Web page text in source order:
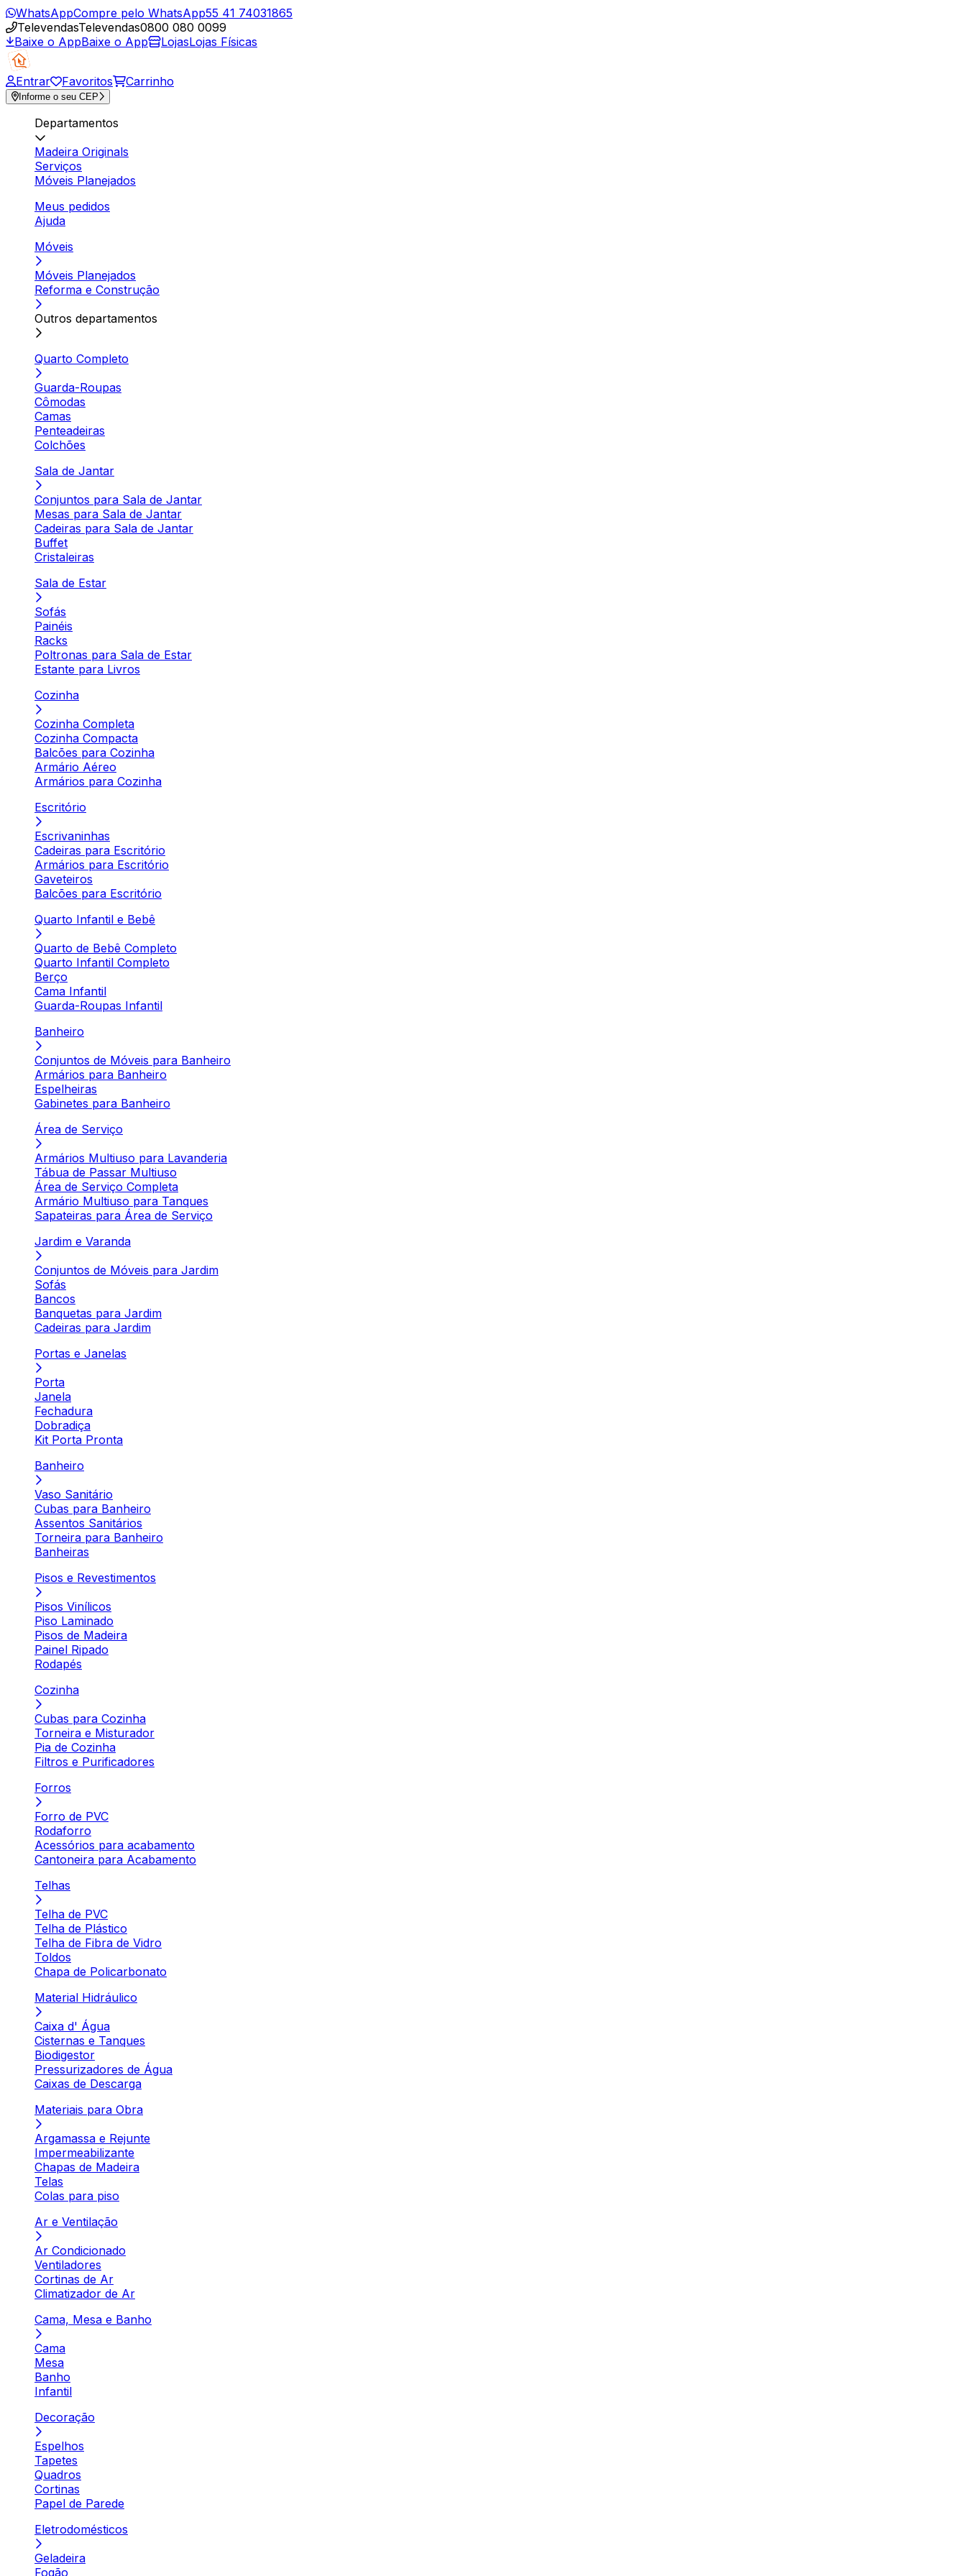
WhatsAppCompre pelo WhatsApp55 41 74031865
TelevendasTelevendas0800 080 0099
Baixe o AppBaixe o App LojasLojas Físicas
Entrar Favoritos Carrinho
Informe o seu CEP
Departamentos
Madeira Originals
Serviços
Móveis Planejados
Meus pedidos
Ajuda
Móveis
Móveis Planejados
Reforma e Construção
Outros departamentos
Quarto Completo
Guarda-Roupas
Cômodas
Camas
Penteadeiras
Colchões
Sala de Jantar
Conjuntos para Sala de Jantar
Mesas para Sala de Jantar
Cadeiras para Sala de Jantar
Buffet
Cristaleiras
Sala de Estar
Sofás
Painéis
Racks
Poltronas para Sala de Estar
Estante para Livros
Cozinha
Cozinha Completa
Cozinha Compacta
Balcões para Cozinha
Armário Aéreo
Armários para Cozinha
Escritório
Escrivaninhas
Cadeiras para Escritório
Armários para Escritório
Gaveteiros
Balcões para Escritório
Quarto Infantil e Bebê
Quarto de Bebê Completo
Quarto Infantil Completo
Berço
Cama Infantil
Guarda-Roupas Infantil
Banheiro
Conjuntos de Móveis para Banheiro
Armários para Banheiro
Espelheiras
Gabinetes para Banheiro
Área de Serviço
Armários Multiuso para Lavanderia
Tábua de Passar Multiuso
Área de Serviço Completa
Armário Multiuso para Tanques
Sapateiras para Área de Serviço
Jardim e Varanda
Conjuntos de Móveis para Jardim
Sofás
Bancos
Banquetas para Jardim
Cadeiras para Jardim
Portas e Janelas
Porta
Janela
Fechadura
Dobradiça
Kit Porta Pronta
Banheiro
Vaso Sanitário
Cubas para Banheiro
Assentos Sanitários
Torneira para Banheiro
Banheiras
Pisos e Revestimentos
Pisos Vinílicos
Piso Laminado
Pisos de Madeira
Painel Ripado
Rodapés
Cozinha
Cubas para Cozinha
Torneira e Misturador
Pia de Cozinha
Filtros e Purificadores
Forros
Forro de PVC
Rodaforro
Acessórios para acabamento
Cantoneira para Acabamento
Telhas
Telha de PVC
Telha de Plástico
Telha de Fibra de Vidro
Toldos
Chapa de Policarbonato
Material Hidráulico
Caixa d' Água
Cisternas e Tanques
Biodigestor
Pressurizadores de Água
Caixas de Descarga
Materiais para Obra
Argamassa e Rejunte
Impermeabilizante
Chapas de Madeira
Telas
Colas para piso
Ar e Ventilação
Ar Condicionado
Ventiladores
Cortinas de Ar
Climatizador de Ar
Cama, Mesa e Banho
Cama
Mesa
Banho
Infantil
Decoração
Espelhos
Tapetes
Quadros
Cortinas
Papel de Parede
Eletrodomésticos
Geladeira
Fogão